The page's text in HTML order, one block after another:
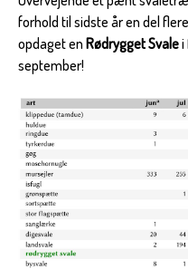
forhold til sidste år en del
opdaget en Rødrygget Svalei
september!